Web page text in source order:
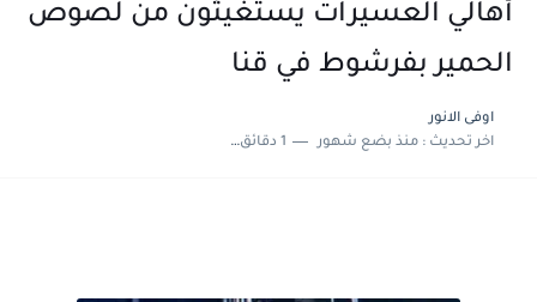
أهالي العسيرات يستغيثون من لصوص
الحمير بفرشوط في قنا
اوفى الانور
اخر تحديث :منذ بضع شهور 1 دقائق للقراءة